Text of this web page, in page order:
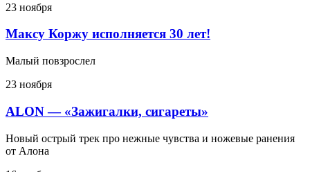
23 ноября
Максу Коржу исполняется 30 лет!
Малый повзрослел
23 ноября
ALON — «Зажигалки, сигареты»
Новый острый трек про нежные чувства и ножевые ранения
от Алона